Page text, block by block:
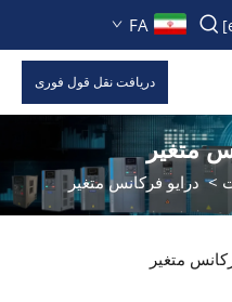
FA
دریافت نقل قول فوری
متغیر
> درایو فرکانس متغیر
متغیر